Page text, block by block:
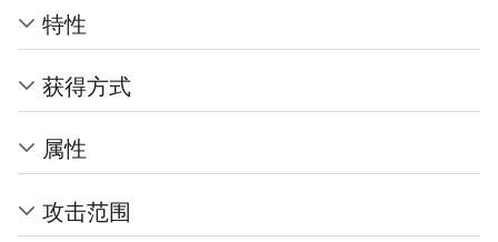
特性
获得方式
属性
攻击范围